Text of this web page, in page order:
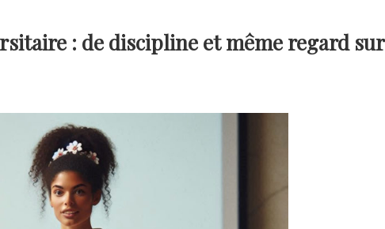
: de discipline et même regard sur